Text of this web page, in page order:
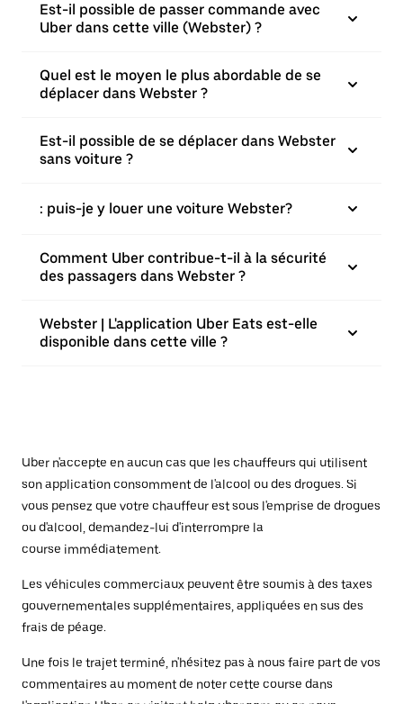
Est-il possible de passer commande avec
Uber dans cette ville (Webster) ?
Quel est le moyen le plus abordable de se
déplacer dans Webster ?
Est-il possible de se déplacer dans Webster
sans voiture ?
: puis-je y louer une voiture Webster?
Comment Uber contribue-t-il à la sécurité
des passagers dans Webster ?
Webster | L'application Uber Eats est-elle
disponible dans cette ville ?
Uber n'accepte en aucun cas que les chauffeurs qui utilisent
son application consomment de l'alcool ou des drogues. Si
vous pensez que votre chauffeur est sous l'emprise de drogues
ou d'alcool, demandez-lui d'interrompre la
course immédiatement.
Les véhicules commerciaux peuvent être soumis à des taxes
gouvernementales supplémentaires, appliquées en sus des
frais de péage.
Une fois le trajet terminé, n'hésitez pas à nous faire part de vos
commentaires au moment de noter cette course dans